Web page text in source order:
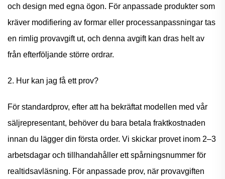
och design med egna ögon. För anpassade produkter som
kräver modifiering av formar eller processanpassningar tas
en rimlig provavgift ut, och denna avgift kan dras helt av
från efterföljande större ordrar.
2. Hur kan jag få ett prov?
För standardprov, efter att ha bekräftat modellen med vår
säljrepresentant, behöver du bara betala fraktkostnaden
innan du lägger din första order. Vi skickar provet inom 2–3
arbetsdagar och tillhandahåller ett spårningsnummer för
realtidsavläsning. För anpassade prov, när provavgiften